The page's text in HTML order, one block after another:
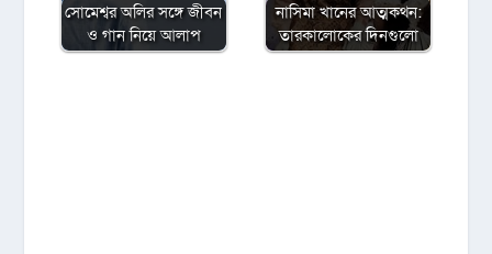
সোমেশ্বর অলির সঙ্গে জীবন
ও গান নিয়ে আলাপ
নাসিমা খানের আত্মকথন:
তারকালোকের দিনগুলো